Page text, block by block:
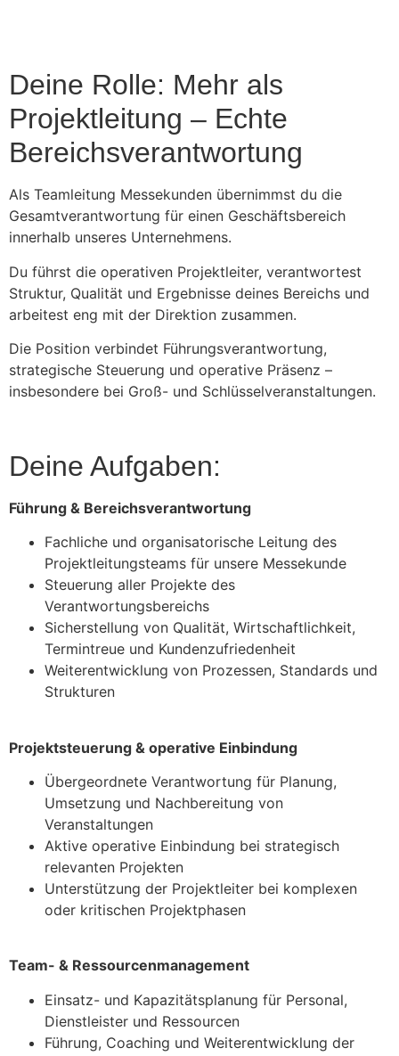
Deine Rolle: Mehr als
Projektleitung – Echte
Bereichsverantwortung
Als Teamleitung Messekunden übernimmst du die
Gesamtverantwortung für einen Geschäftsbereich
innerhalb unseres Unternehmens.
Du führst die operativen Projektleiter, verantwortest
Struktur, Qualität und Ergebnisse deines Bereichs und
arbeitest eng mit der Direktion zusammen.
Die Position verbindet Führungsverantwortung,
strategische Steuerung und operative Präsenz –
insbesondere bei Groß- und Schlüsselveranstaltungen.
Deine Aufgaben:
Führung & Bereichsverantwortung
Fachliche und organisatorische Leitung des
Projektleitungsteams für unsere Messekunde
Steuerung aller Projekte des
Verantwortungsbereichs
Sicherstellung von Qualität, Wirtschaftlichkeit,
Termintreue und Kundenzufriedenheit
Weiterentwicklung von Prozessen, Standards und
Strukturen
Projektsteuerung & operative Einbindung
Übergeordnete Verantwortung für Planung,
Umsetzung und Nachbereitung von
Veranstaltungen
Aktive operative Einbindung bei strategisch
relevanten Projekten
Unterstützung der Projektleiter bei komplexen
oder kritischen Projektphasen
Team- & Ressourcenmanagement
Einsatz- und Kapazitätsplanung für Personal,
Dienstleister und Ressourcen
Führung, Coaching und Weiterentwicklung der